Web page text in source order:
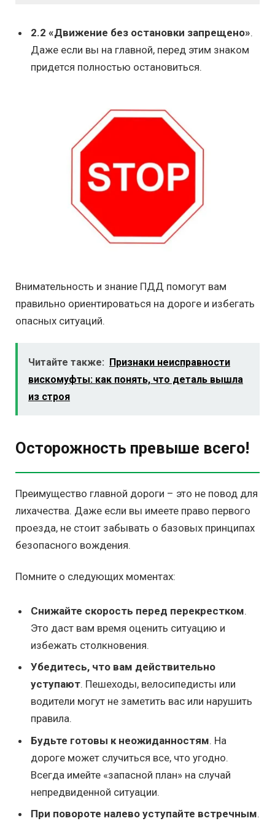
2.2 «Движение без остановки запрещено».
Даже если вы на главной, перед этим знаком
придется полностью остановиться.
Внимательность и знание ПДД помогут вам
правильно ориентироваться на дороге и избегать
опасных ситуаций.
Читайте также: Признаки неисправности
вискомуфты: как понять, что деталь вышла
из строя
Осторожность превыше всего!
Преимущество главной дороги – это не повод для
лихачества. Даже если вы имеете право первого
проезда, не стоит забывать о базовых принципах
безопасного вождения.
Помните о следующих моментах:
Снижайте скорость перед перекрестком.
Это даст вам время оценить ситуацию и
избежать столкновения.
Убедитесь, что вам действительно
уступают. Пешеходы, велосипедисты или
водители могут не заметить вас или нарушить
правила.
Будьте готовы к неожиданностям. На
дороге может случиться все, что угодно.
Всегда имейте «запасной план» на случай
непредвиденной ситуации.
При повороте налево уступайте встречным.